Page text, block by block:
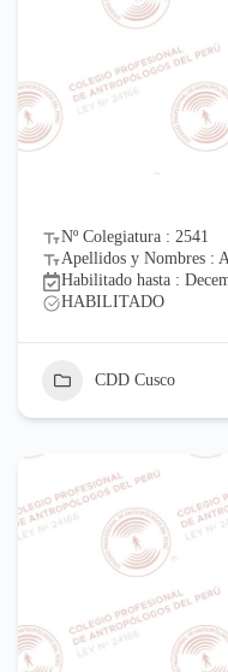
Nº Colegiatura : 2541
Apellidos y Nombres :
Habilitado hasta :
HABILITADO
CDD Cusco